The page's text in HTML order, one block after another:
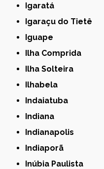
Igaratá
Igaraçu do Tietê
Iguape
Ilha Comprida
Ilha Solteira
Ilhabela
Indaiatuba
Indiana
Indianapolis
Indiaporã
Inúbia Paulista